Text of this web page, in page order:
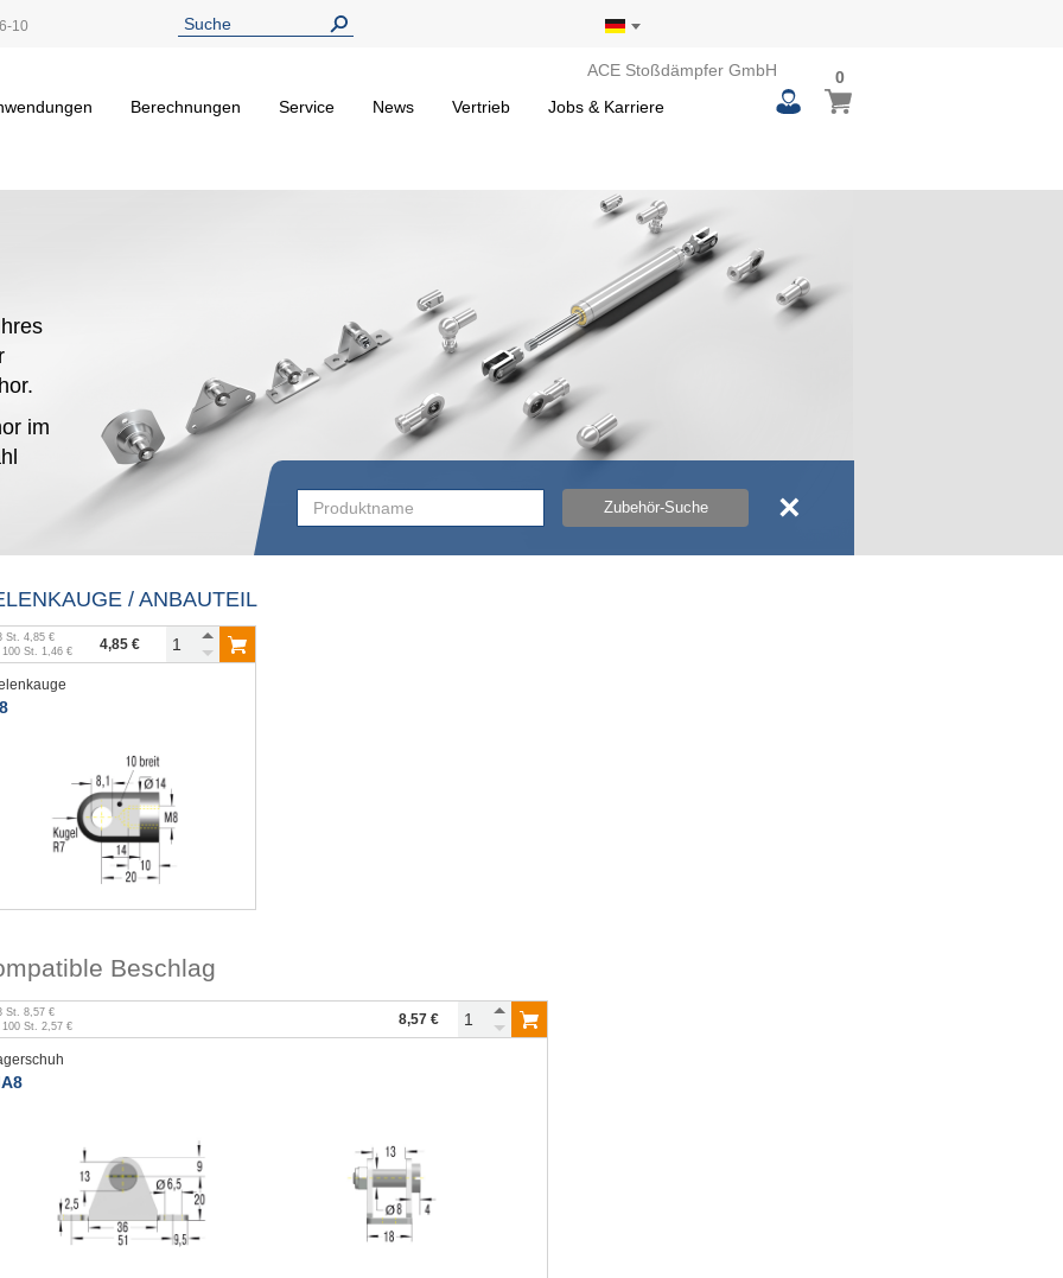
10
ACE Stoßdämpfer GmbH
Berechnungen Service News Vertrieb Jobs & Karriere
Mein Warenkorb
00
items
im
Zubehör-Suche ×
/ ANBAUTEIL
St. 4,85 €
100 St. 1,46 € 4,85 €
Beschlag
St. 8,57 €
100 St. 2,57 € 8,57 €